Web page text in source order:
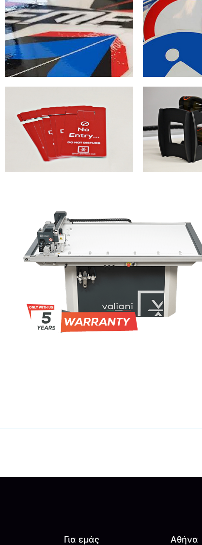
Για εμάς Αθήνα